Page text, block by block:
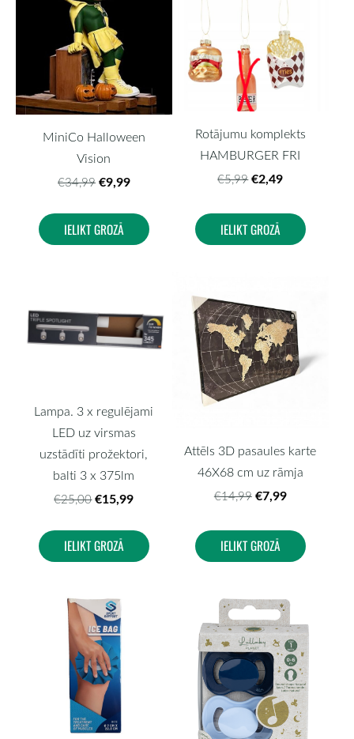
MiniCo Halloween
Vision
€34,99 €9,99
IELIKT GROZĀ
Rotājumu komplekts
HAMBURGER FRI
€5,99 €2,49
IELIKT GROZĀ
Lampa. 3 x regulējami
LED uz virsmas
uzstādīti prožektori,
balti 3 x 375lm
€25,00 €15,99
IELIKT GROZĀ
Attēls 3D pasaules karte
46X68 cm uz rāmja
€14,99 €7,99
IELIKT GROZĀ